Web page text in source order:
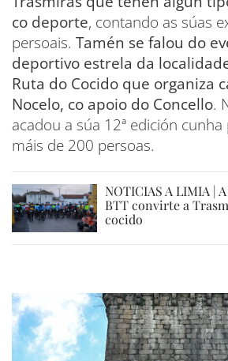
co deporte, contando as súas
persoais. Tamén se falou do
deportivo estrela da
Ruta do Cocido que organiza
Nocelo, co apoio do Concello.
acadou a súa 12ª edición
máis de 200 persoas.
NOTICIAS A LIMIA |
BTT convirte a
cocido